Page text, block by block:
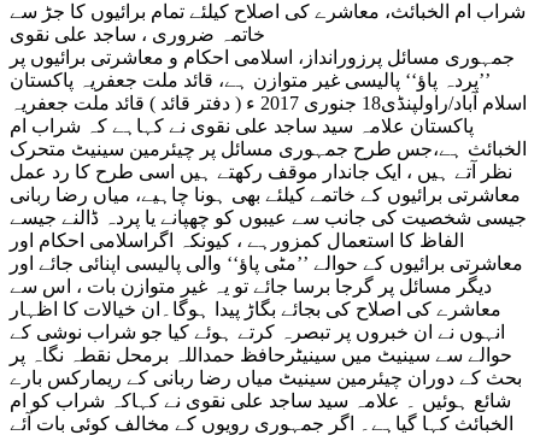
شراب ام الخبائث، معاشرے کی اصلاح کیلئے تمام برائیوں کا جڑ سے
خاتمہ ضروری ، ساجد علی نقوی
جمہوری مسائل پرزورانداز، اسلامی احکام و معاشرتی برائیوں پر
’’پردہ پاؤ‘‘ پالیسی غیر متوازن ہے، قائد ملت جعفریہ پاکستان
اسلام آباد/راولپنڈی18 جنوری 2017 ء ( دفتر قائد ) قائد ملت جعفریہ
پاکستان علامہ سید ساجد علی نقوی نے کہاہے کہ شراب ام
الخبائث ہے،جس طرح جمہوری مسائل پر چیئرمین سینیٹ متحرک
نظر آتے ہیں ، ایک جاندار موقف رکھتے ہیں اسی طرح کا رد عمل
معاشرتی برائیوں کے خاتمے کیلئے بھی ہونا چاہیے، میاں رضا ربانی
جیسی شخصیت کی جانب سے عیبوں کو چھپانے یا پردہ ڈالنے جیسے
الفاظ کا استعمال کمزورہے ، کیونکہ اگراسلامی احکام اور
معاشرتی برائیوں کے حوالے ’’مٹی پاؤ‘‘ والی پالیسی اپنائی جائے اور
دیگر مسائل پر گرجا برسا جائے تو یہ غیر متوازن بات ، اس سے
معاشرے کی اصلاح کی بجائے بگاڑ پیدا ہوگا۔ان خیالات کا اظہار
انہوں نے ان خبروں پر تبصرہ کرتے ہوئے کیا جو شراب نوشی کے
حوالے سے سینیٹ میں سینیٹرحافظ حمداللہ برمحل نقطہ نگاہ پر
بحث کے دوران چیئرمین سینیٹ میاں رضا ربانی کے ریمارکس بارے
شائع ہوئیں ۔ علامہ سید ساجد علی نقوی نے کہاکہ شراب کو ام
الخبائث کہا گیاہے۔ اگر جمہوری رویوں کے مخالف کوئی بات آئے